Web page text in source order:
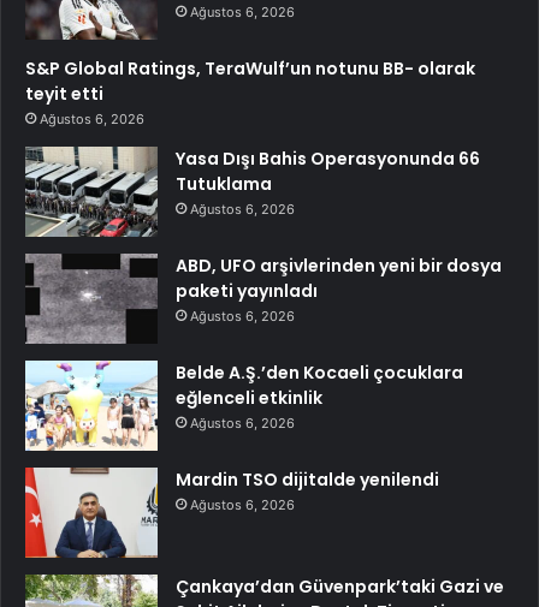
Ağustos 6, 2026
S&P Global Ratings, TeraWulf’un notunu BB- olarak
teyit etti
Ağustos 6, 2026
Yasa Dışı Bahis Operasyonunda 66
Tutuklama
Ağustos 6, 2026
ABD, UFO arşivlerinden yeni bir dosya
paketi yayınladı
Ağustos 6, 2026
Belde A.Ş.’den Kocaeli çocuklara
eğlenceli etkinlik
Ağustos 6, 2026
Mardin TSO dijitalde yenilendi
Ağustos 6, 2026
Çankaya’dan Güvenpark’taki Gazi ve